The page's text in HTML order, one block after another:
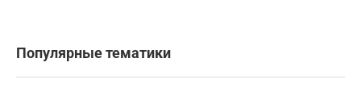
Популярные тематики